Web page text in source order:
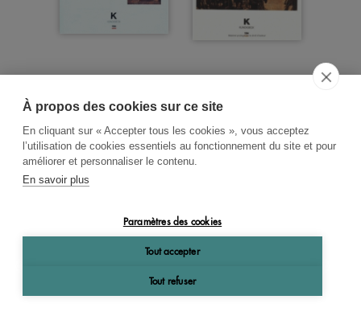
À propos des cookies sur ce site
En cliquant sur « Accepter tous les cookies », vous acceptez
l’utilisation de cookies essentiels au fonctionnement du site et pour
améliorer et personnaliser le contenu.
En savoir plus
Paramètres des cookies
Tout accepter
Tout refuser
RECHERCHE THÉMATIQUE
OK